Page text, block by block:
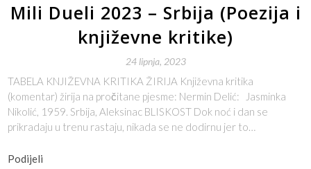
Mili Dueli 2023 – Srbija (Poezija i
književne kritike)
24 lipnja, 2023
TABELA KNJIŽEVNA KRITIKA ŽIRIJA Književna kritika
(komentar) žirija na pročitane pjesme: Nermin Delić: Jasminka
Nikolić, 1959. Srbija, Aleksinac BLISKOST Dok noć i dan se
prikradaju u trenu rastaju, nikada se ne dodirnu jer to…
Podijeli